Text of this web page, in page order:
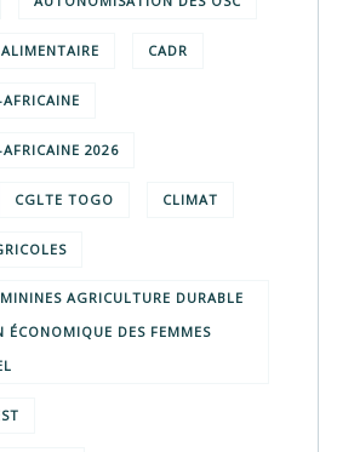
CADR
2026
CGLTE TOGO CLIMAT
AGRICULTURE DURABLE
DES FEMMES